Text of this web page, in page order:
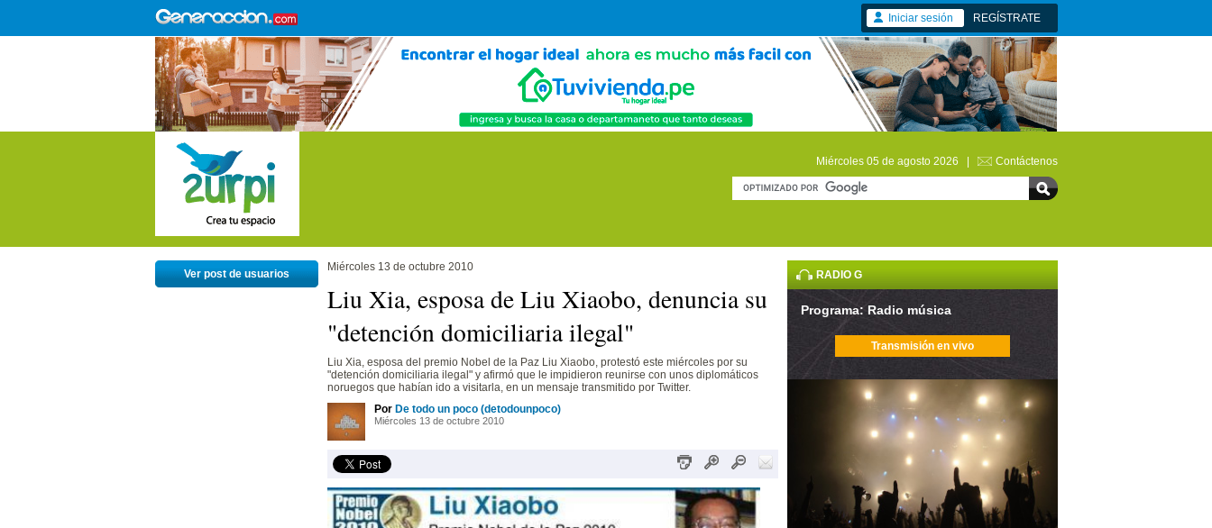
Iniciar sesión REGÍSTRATE
Miércoles 05 de agosto 2026 | Contáctenos
Ver post de usuarios
Miércoles 13 de octubre 2010
Liu Xia, esposa de Liu Xiaobo, denuncia su
"detención domiciliaria ilegal"
Liu Xia, esposa del premio Nobel de la Paz Liu Xiaobo, protestó este miércoles por su
"detención domiciliaria ilegal" y afirmó que le impidieron reunirse con unos diplomáticos
noruegos que habían ido a visitarla, en un mensaje transmitido por Twitter.
Por De todo un poco (detodounpoco)
Miércoles 13 de octubre 2010
RADIO G
Programa: Radio música
Transmisión en vivo